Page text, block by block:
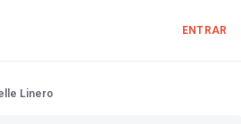
ENTRAR
Linero